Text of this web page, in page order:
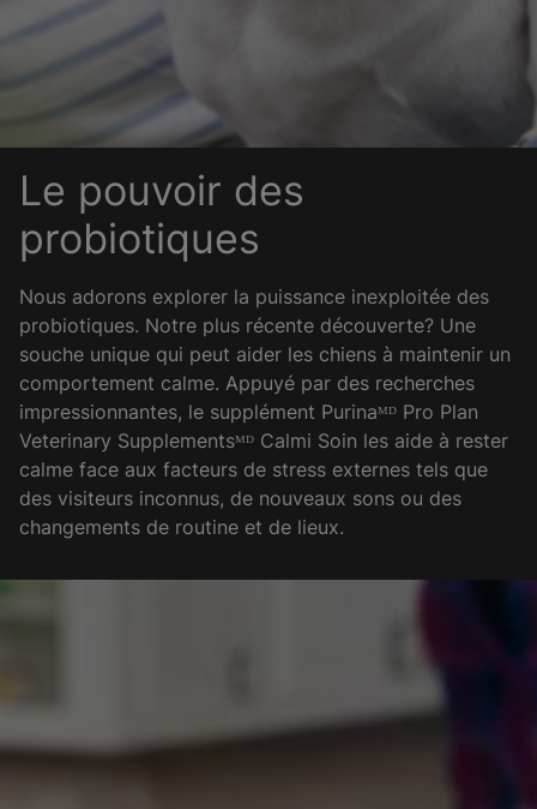
Le pouvoir des
probiotiques
Nous adorons explorer la puissance inexploitée des
probiotiques. Notre plus récente découverte? Une
souche unique qui peut aider les chiens à maintenir un
comportement calme. Appuyé par des recherches
impressionnantes, le supplément Purinaᴹᴰ Pro Plan
Veterinary Supplementsᴹᴰ Calmi Soin les aide à rester
calme face aux facteurs de stress externes tels que
des visiteurs inconnus, de nouveaux sons ou des
changements de routine et de lieux.